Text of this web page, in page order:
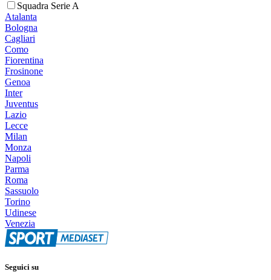
Squadra Serie A
Atalanta
Bologna
Cagliari
Como
Fiorentina
Frosinone
Genoa
Inter
Juventus
Lazio
Lecce
Milan
Monza
Napoli
Parma
Roma
Sassuolo
Torino
Udinese
Venezia
Seguici su